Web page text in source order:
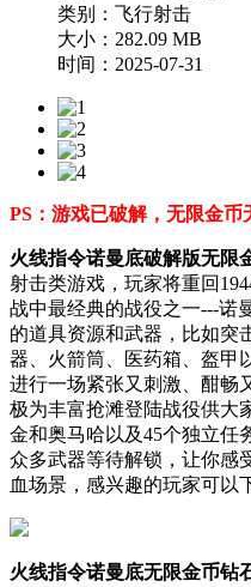
类别：飞行射击
大小：282.09 MB
时间：2025-07-31
PS：游戏已破解，无限金币
火线指令诺曼底破解版无限
射击类游戏，玩家将重回
战中最经典的战役之一---诺
的道具资源和武器，比如突
器、火箭筒、医药箱、盔甲
进行一场紧张又刺激、酣畅
极为丰富抢滩登陆战役供
金和奥马哈以及45个独立任
众多武器等待解锁，让你感
血场景，感兴趣的玩家可以
火线指令诺曼底无限金币钻